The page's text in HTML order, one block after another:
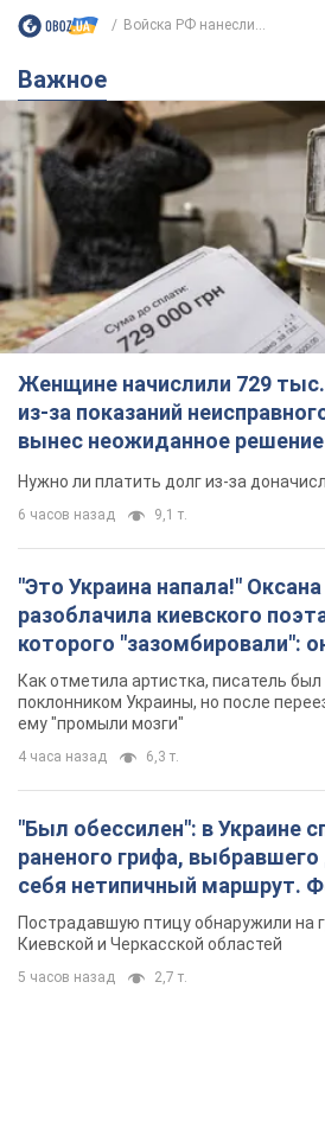
Войска РФ нанесли...
Важное
Женщине начислили 729 тыс.
из-за показаний
вынес неожиданное решение
Нужно ли платить долг из-за
6 часов назад 9,1 т.
"Это Украина напала!"
разоблачила киевского
которого "зазомбировали":
русского не знал, а теперь
геноцида украинцев
Как отметила артистка, писатель был
поклонником Украины, но после
ему "промыли мозги"
4 часа назад 6,3 т.
"Был обессилен": в Украине
раненого грифа, выбравшего
себя нетипичный маршрут.
Пострадавшую птицу обнаружили на
Киевской и Черкасской областей
5 часов назад 2,7 т.